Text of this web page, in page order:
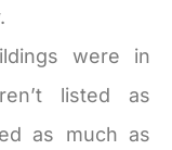
were in
listed as
as much as